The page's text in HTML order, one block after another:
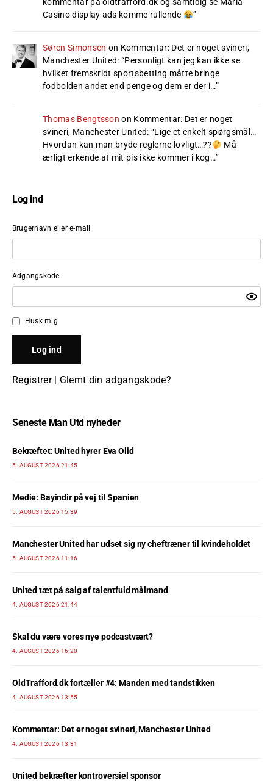
kommentar på oldtrafford.dk og samtidig se Maria
Casino display ads komme rullende
”
Søren Simonsen on Kommentar: Det er noget svineri,
Manchester United: “Personligt kan jeg kan ikke se
hvilket fremskridt sportsbetting måtte bringe
fodbolden andet end penge og dem er der i…”
Thomas Bengtsson on Kommentar: Det er noget
svineri, Manchester United: “Lige et enkelt spørgsmål…
Hvordan kan man bryde reglerne lovligt…??
Må
ærligt erkende at mit pis ikke kommer i kog…”
Log ind
Brugernavn eller e-mail
Adgangskode
Husk mig
Registrer| Glemt din adgangskode?
Seneste Man Utd nyheder
Bekræftet: United hyrer Eva Olid
5. AUGUST 2026 21:45
Medie: Bayindir på vej til Spanien
5. AUGUST 2026 15:39
Manchester United har udset sig ny cheftræner til kvindeholdet
5. AUGUST 2026 11:16
United tæt på salg af talentfuld målmand
4. AUGUST 2026 21:44
Skal du være vores nye podcastvært?
4. AUGUST 2026 16:20
OldTrafford.dk fortæller #4: Manden med tandstikken
4. AUGUST 2026 13:55
Kommentar: Det er noget svineri, Manchester United
4. AUGUST 2026 13:31
United bekræfter kontroversiel sponsor